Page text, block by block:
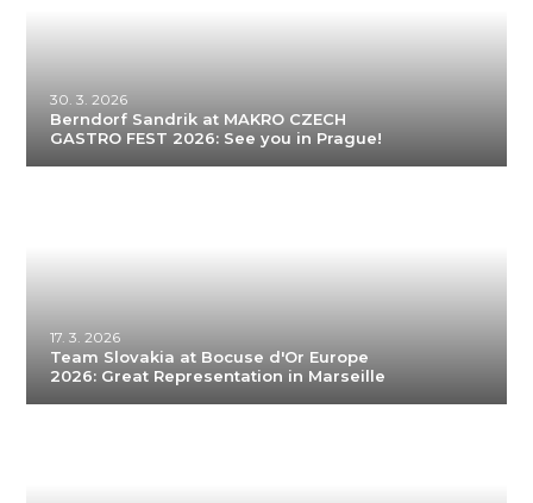
30. 3. 2026
Berndorf Sandrik at MAKRO CZECH
GASTRO FEST 2026: See you in Prague!
17. 3. 2026
Team Slovakia at Bocuse d'Or Europe
2026: Great Representation in Marseille